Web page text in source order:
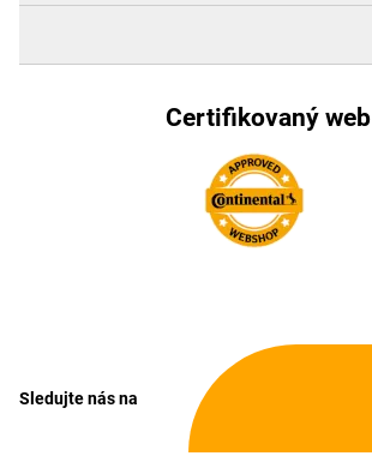
Certifikovaný web
Sledujte nás na